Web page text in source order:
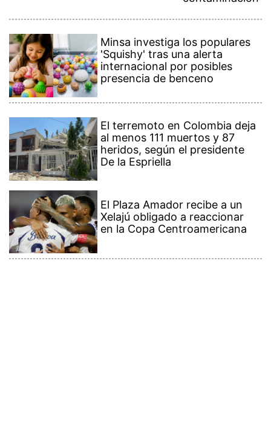
Minsa investiga los populares
'Squishy' tras una alerta
internacional por posibles
presencia de benceno
El terremoto en Colombia deja
al menos 111 muertos y 87
heridos, según el presidente
De la Espriella
El Plaza Amador recibe a un
Xelajú obligado a reaccionar
en la Copa Centroamericana